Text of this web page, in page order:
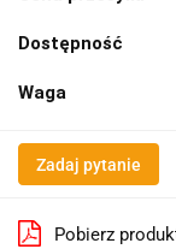
Dostępność
Waga
Zadaj pytanie
Pobierz